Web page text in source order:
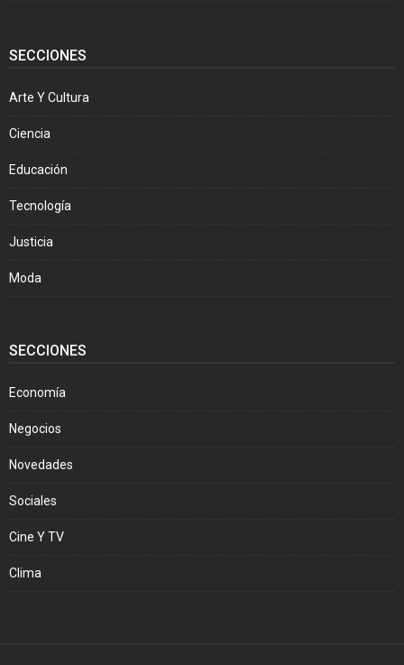
SECCIONES
Arte Y Cultura
Ciencia
Educación
Tecnología
Justicia
Moda
SECCIONES
Economía
Negocios
Novedades
Sociales
Cine Y TV
Clima